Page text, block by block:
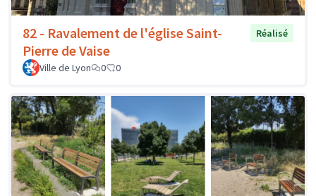
82 - Ravalement de l'église Saint-
Pierre de Vaise
Réalisé
Ville de Lyon 0 0